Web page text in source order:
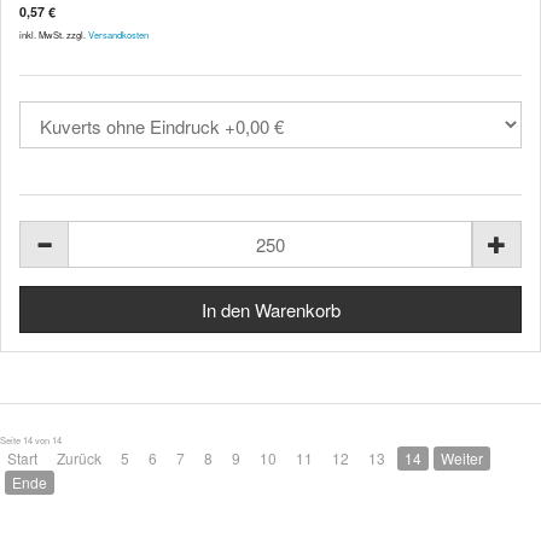
0,57 €
inkl. MwSt. zzgl. Versandkosten
Seite 14 von 14
Start Zurück 5 6 7 8 9 10 11 12 13 14
Weiter
Ende